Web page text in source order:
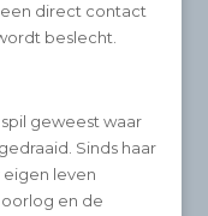
direct contact
beslecht.
geweest waar
Sinds haar
leven
en de